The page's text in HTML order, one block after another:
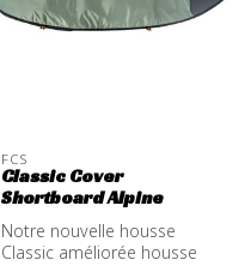
FCS
Classic Cover
Shortboard Alpine
Notre nouvelle housse
Classic améliorée housse